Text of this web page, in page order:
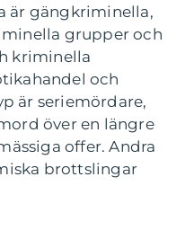
är gängkriminella,
grupper och
kriminella
och
är seriemördare,
över en längre
offer. Andra
brottslingar